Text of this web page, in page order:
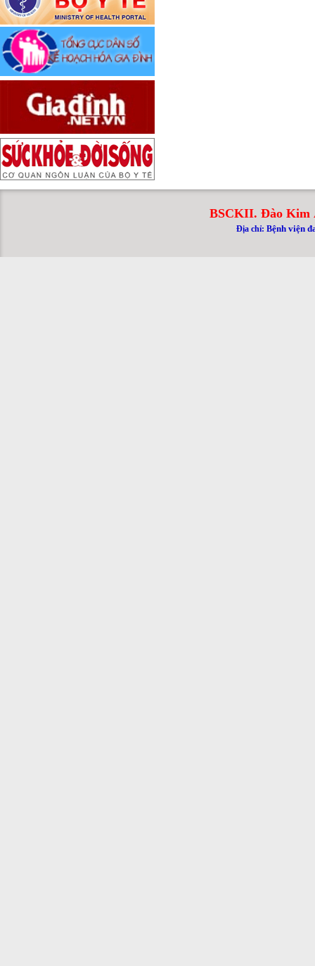
BSCKII. Đào Kim
Địa chỉ: Bệnh viện